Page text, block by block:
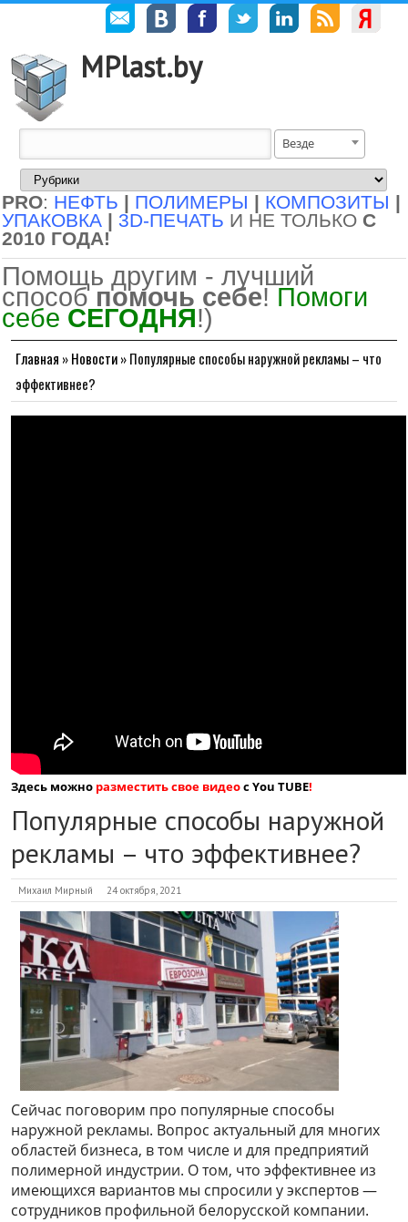
MPlast.by
Везде
PRO: НЕФТЬ | ПОЛИМЕРЫ | КОМПОЗИТЫ |
УПАКОВКА | 3D-ПЕЧАТЬ И НЕ ТОЛЬКО С
2010 ГОДА!
Помощь другим - лучший
способ помочь себе! Помоги
себе СЕГОДНЯ!)
Главная »Новости»Популярные способы наружной рекламы – что
эффективнее?
Здесь можно разместить свое видеос You TUBE!
Популярные способы наружной
рекламы – что эффективнее?
Михаил Мирный 24 октября, 2021
Сейчас поговорим про популярные способы
наружной рекламы. Вопрос актуальный для многих
областей бизнеса, в том числе и для предприятий
полимерной индустрии. О том, что эффективнее из
имеющихся вариантов мы спросили у экспертов —
сотрудников профильной белорусской компании.